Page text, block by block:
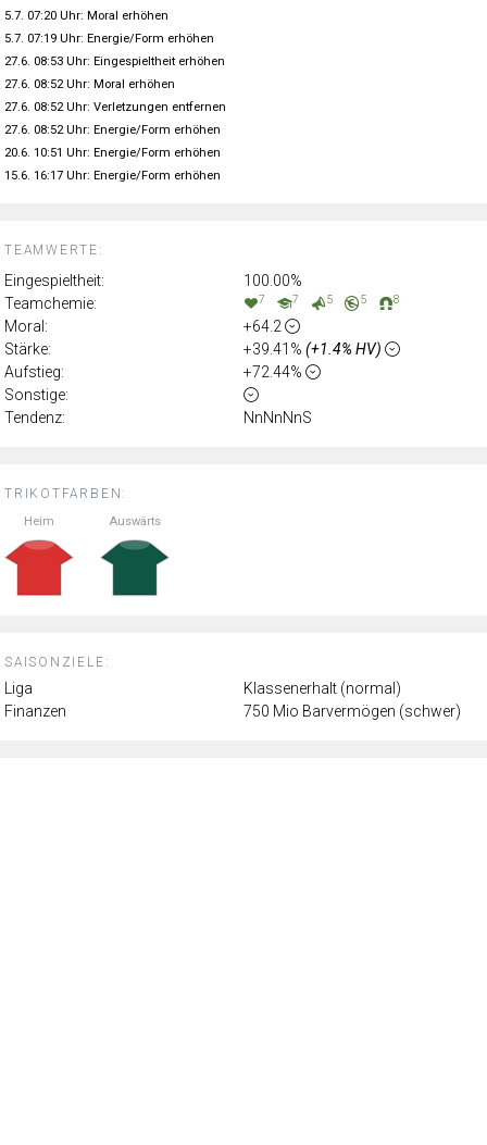
TRIKOTFARBEN:
Heim Auswärts
SAISONZIELE:
Liga
Klassenerhalt (normal)
Finanzen
750 Mio Barvermögen (schwer)
TEAMWERTE:
Eingespieltheit:
100.00%
Teamchemie:
7 7 5 5 8
Moral:
+64.2
Stärke:
+39.41% (+1.4% HV)
Aufstieg:
+72.44%
Sonstige:
Tendenz:
NnNnNnS
5.7. 07:20 Uhr: Moral erhöhen
5.7. 07:19 Uhr: Energie/Form erhöhen
27.6. 08:53 Uhr: Eingespieltheit erhöhen
27.6. 08:52 Uhr: Moral erhöhen
27.6. 08:52 Uhr: Verletzungen entfernen
27.6. 08:52 Uhr: Energie/Form erhöhen
20.6. 10:51 Uhr: Energie/Form erhöhen
15.6. 16:17 Uhr: Energie/Form erhöhen